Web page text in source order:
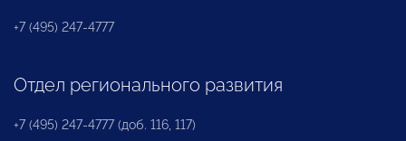
+7 (495) 247-4777
Отдел регионального развития
+7 (495) 247-4777 (доб. 116, 117)